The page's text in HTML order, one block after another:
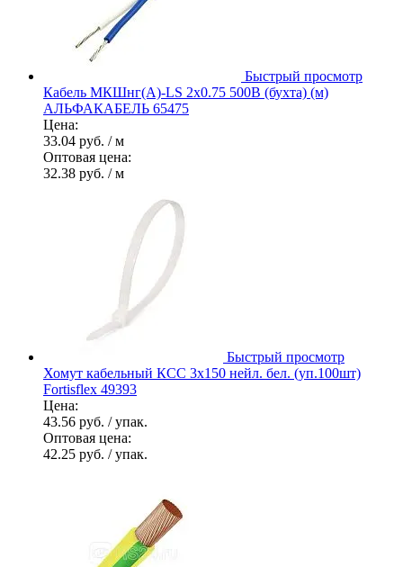
Быстрый просмотр
Кабель МКШнг(А)-LS 2х0.75 500В (бухта) (м)
АЛЬФАКАБЕЛЬ 65475
Цена:
33.04 руб. / м
Оптовая цена:
32.38 руб. / м
Быстрый просмотр
Хомут кабельный КСС 3х150 нейл. бел. (уп.100шт)
Fortisflex 49393
Цена:
43.56 руб. / упак.
Оптовая цена:
42.25 руб. / упак.